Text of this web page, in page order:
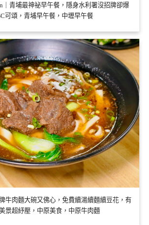
｜青埔最神祕早午餐，隱身水利署沒招牌卻爆
可頌，青埔早午餐，中壢早午餐
牛肉麵大碗又佛心，免費續湯續麵續豆花，有
景超紓壓，中原美食，中原牛肉麵